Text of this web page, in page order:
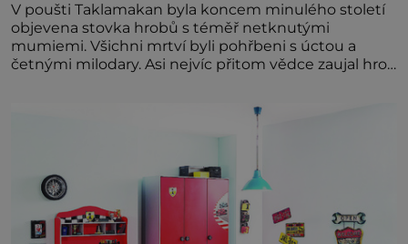
V poušti Taklamakan byla koncem minulého století
objevena stovka hrobů s téměř netknutými
mumiemi. Všichni mrtví byli pohřbeni s úctou a
četnými milodary. Asi nejvíc přitom vědce zaujal hrob
dávných lidí nesmírně dobře zachovalá, přičítají
odborníci zdejším klimatickým podmínkám. Sucho,